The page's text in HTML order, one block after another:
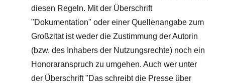
diesen Regeln. Mit der Überschrift
"Dokumentation" oder einer Quellenangabe zum
Großzitat ist weder die Zustimmung der Autorin
(bzw. des Inhabers der Nutzungsrechte) noch ein
Honoraranspruch zu umgehen. Auch wer unter
der Überschrift "Das schreibt die Presse über